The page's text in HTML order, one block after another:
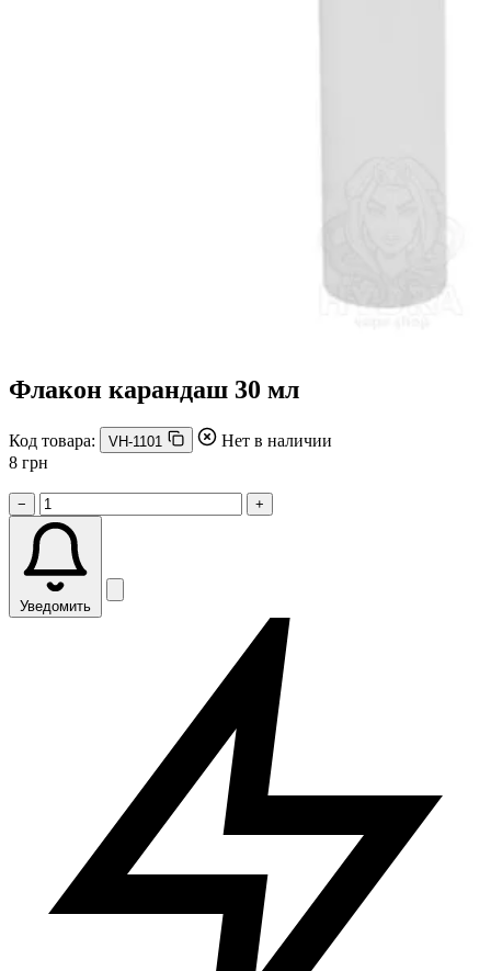
Флакон карандаш 30 мл
Код товара: VH-1101
Нет в наличии
8 грн
− +
Уведомить